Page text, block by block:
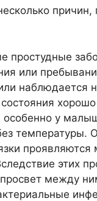
простудные
или
наблюдается
особенно у
температуры.
этих
между